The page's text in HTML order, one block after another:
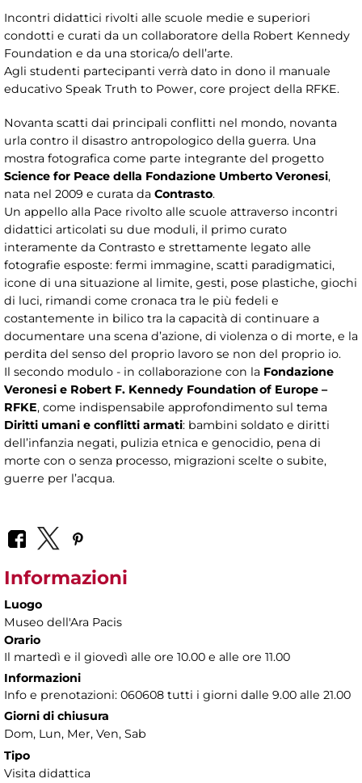
Incontri didattici rivolti alle scuole medie e superiori
condotti e curati da un collaboratore della Robert Kennedy
Foundation e da una storica/o dell’arte.
Agli studenti partecipanti verrà dato in dono il manuale
educativo Speak Truth to Power, core project della RFKE.
Novanta scatti dai principali conflitti nel mondo, novanta
urla contro il disastro antropologico della guerra. Una
mostra fotografica come parte integrante del progetto
Science for Peace della Fondazione Umberto Veronesi,
nata nel 2009 e curata da Contrasto.
Un appello alla Pace rivolto alle scuole attraverso incontri
didattici articolati su due moduli, il primo curato
interamente da Contrasto e strettamente legato alle
fotografie esposte: fermi immagine, scatti paradigmatici,
icone di una situazione al limite, gesti, pose plastiche, giochi
di luci, rimandi come cronaca tra le più fedeli e
costantemente in bilico tra la capacità di continuare a
documentare una scena d’azione, di violenza o di morte, e la
perdita del senso del proprio lavoro se non del proprio io.
Il secondo modulo - in collaborazione con la Fondazione
Veronesi e Robert F. Kennedy Foundation of Europe –
RFKE, come indispensabile approfondimento sul tema
Diritti umani e conflitti armati: bambini soldato e diritti
dell’infanzia negati, pulizia etnica e genocidio, pena di
morte con o senza processo, migrazioni scelte o subite,
guerre per l’acqua.
Informazioni
Luogo
Museo dell'Ara Pacis
Orario
Il martedì e il giovedì alle ore 10.00 e alle ore 11.00
Informazioni
Info e prenotazioni: 060608 tutti i giorni dalle 9.00 alle 21.00
Giorni di chiusura
Dom, Lun, Mer, Ven, Sab
Tipo
Visita didattica